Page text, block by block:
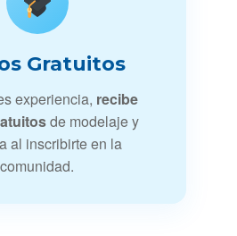
Gratuitos
experiencia, recibe
de modelaje y
al inscribirte en la
comunidad.